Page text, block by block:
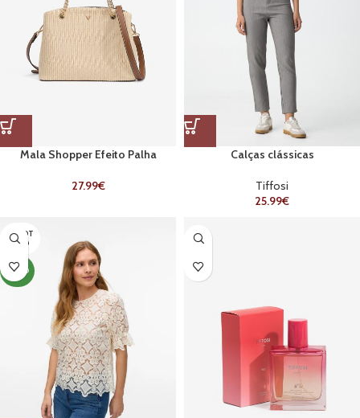
Mala Shopper Efeito Palha
27.99€
Calças clássicas
Tiffosi
25.99€
ESGOT
ADO
NOVO